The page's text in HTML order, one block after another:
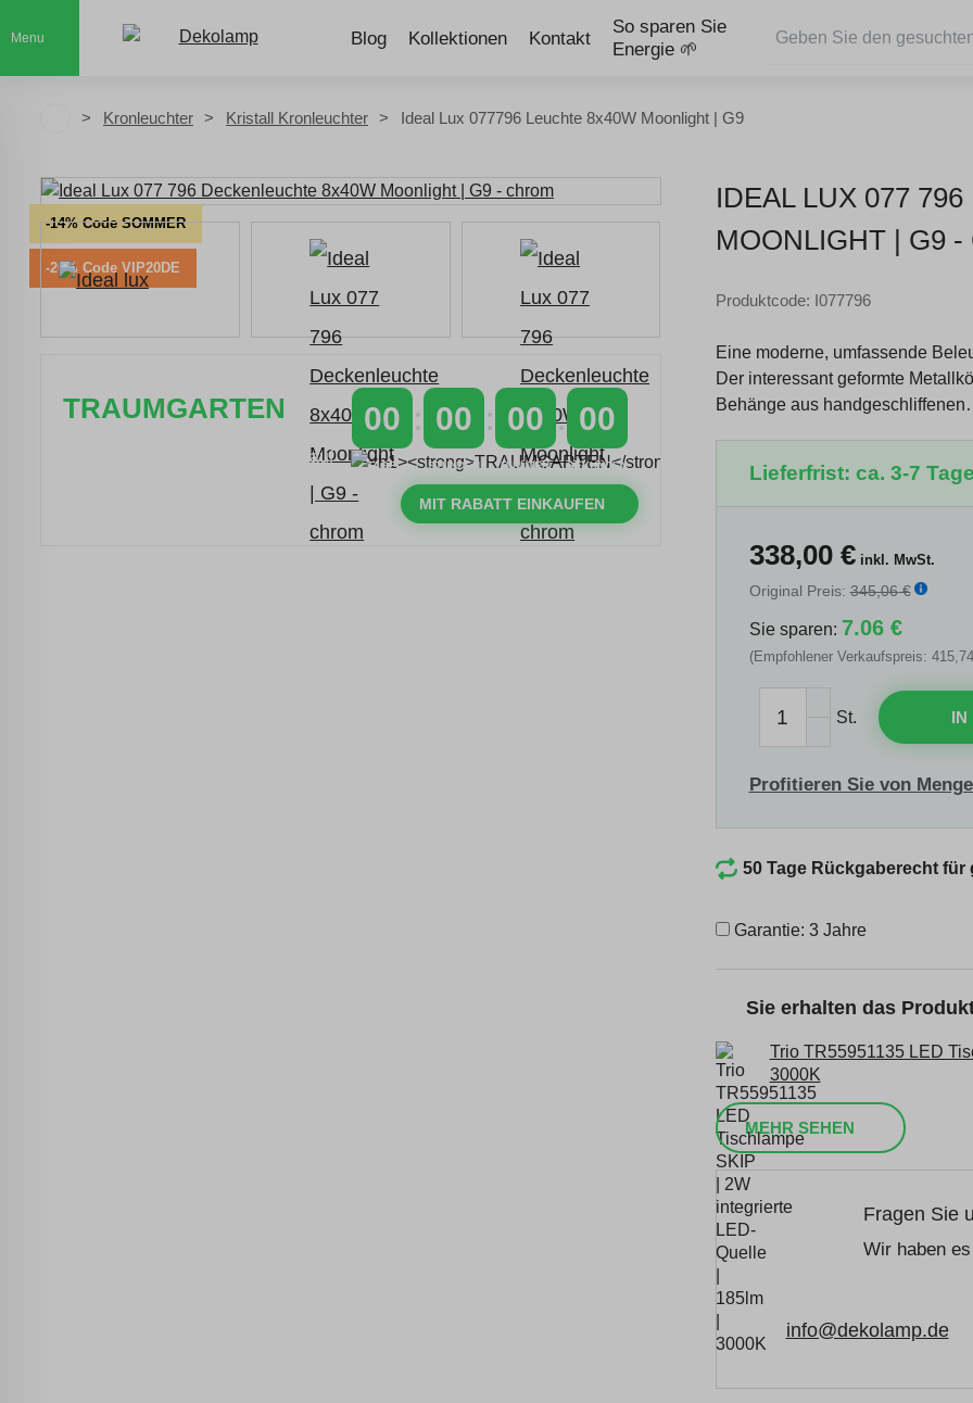
Menu Blog Kollektionen Kontakt
So sparen Sie
Energie 🌱
Kronleuchter Kristall Kronleuchter Ideal Lux 077796 Leuchte 8x40W Moonlight | G9
IDEAL LUX 077
MOONLIGHT | G9 -
-14% Code SOMMER
-20% Code VIP20DE
TRAUMGARTEN
Zeitlich begrenzter 20 % Rabatt auf
00
TAGE
00
STUNDEN
00
MINUTEN
00
SEKUNDEN
MIT RABATT EINKAUFEN
Produktcode: I077796
Eine moderne, umfassende
Der interessant geformte
Behänge aus
Lieferfrist: ca. 3-7
338,00€inkl. MwSt.
Original Preis:345,06 €
Sie sparen: 7.06 €
(Empfohlener Verkaufspreis:
St. IN
Profitieren Sie von
50 Tage Rückgaberecht für
Garantie: 3 Jahre
Sie erhalten das
Trio TR55951135 LED
3000K
MEHR SEHEN
Fragen Sie
Wir haben
info@dekolamp.de